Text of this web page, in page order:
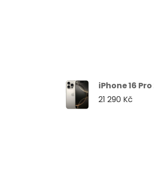
iPhone 16
21 290 Kč